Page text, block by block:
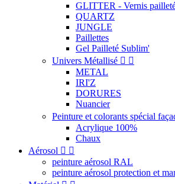
GLITTER - Vernis
QUARTZ
JUNGLE
Paillettes
Gel Pailleté Sublim'
Univers Métallisé  
METAL
IRI'Z
DORURES
Nuancier
Peinture et colorants spécial
Acrylique 100%
Chaux
Aérosol  
peinture aérosol RAL
peinture aérosol protection et